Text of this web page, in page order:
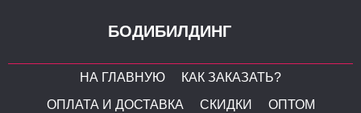
БОДИБИЛДИНГ
НА ГЛАВНУЮ
КАК ЗАКАЗАТЬ?
ОПЛАТА И ДОСТАВКА
СКИДКИ ОПТОМ